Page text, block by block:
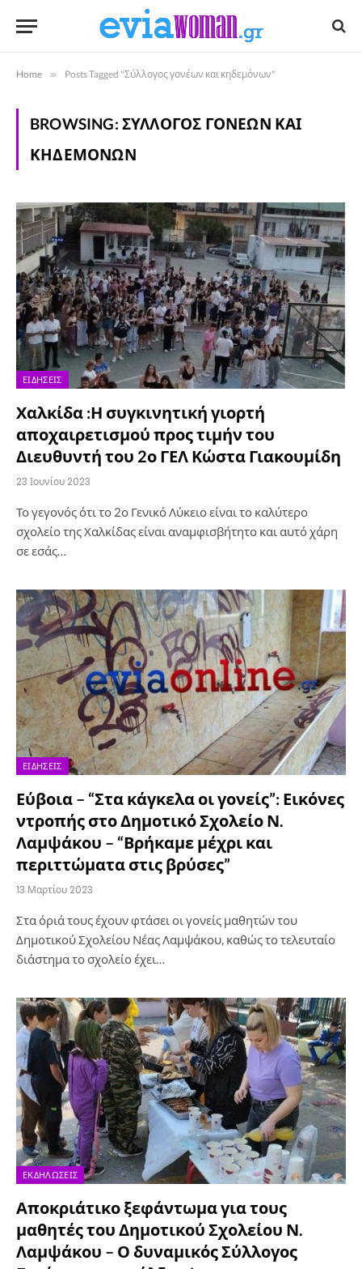
Home » Posts Tagged "Σύλλογος γονέων και κηδεμόνων"
BROWSING: ΣΎΛΛΟΓΟΣ ΓΟΝΈΩΝ ΚΑΙ
ΚΗΔΕΜΌΝΩΝ
ΕΙΔΉΣΕΙΣ
Χαλκίδα :Η συγκινητική γιορτή
αποχαιρετισμού προς τιμήν του
Διευθυντή του 2ο ΓΕΛ Κώστα Γιακουμίδη
23 Ιουνίου 2023
Το γεγονός ότι το 2ο Γενικό Λύκειο είναι το καλύτερο
σχολείο της Χαλκίδας είναι αναμφισβήτητο και αυτό χάρη
σε εσάς…
ΕΙΔΉΣΕΙΣ
Εύβοια – “Στα κάγκελα οι γονείς”: Εικόνες
ντροπής στο Δημοτικό Σχολείο Ν.
Λαμψάκου – “Βρήκαμε μέχρι και
περιττώματα στις βρύσες”
13 Μαρτίου 2023
Στα όριά τους έχουν φτάσει οι γονείς μαθητών του
Δημοτικού Σχολείου Νέας Λαμψάκου, καθώς το τελευταίο
διάστημα το σχολείο έχει…
ΕΚΔΗΛΏΣΕΙΣ
Αποκριάτικο ξεφάντωμα για τους
μαθητές του Δημοτικού Σχολείου Ν.
Λαμψάκου – Ο δυναμικός Σύλλογος